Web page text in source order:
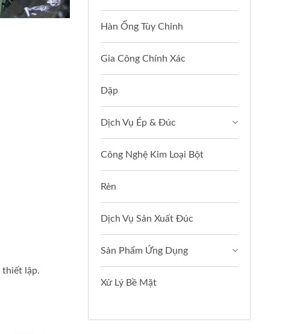
thiết lập.
Hàn Ống Tùy Chỉnh
Gia Công Chính Xác
Dập
Dịch Vụ Ép & Đúc
Công Nghệ Kim Loại Bột
Rèn
Dịch Vụ Sản Xuất Đúc
Sản Phẩm Ứng Dụng
Xử Lý Bề Mặt